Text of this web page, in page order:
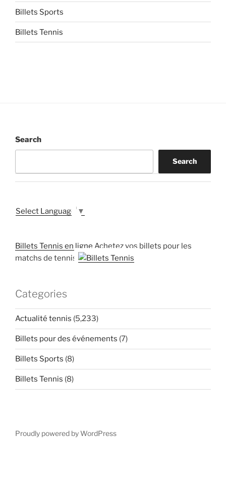
Billets Sports
Billets Tennis
Search
Search
Select Language ▼
Billets Tennis en ligne Achetez vos billets pour les
matchs de tennis
Categories
Actualité tennis (5,233)
Billets pour des événements (7)
Billets Sports (8)
Billets Tennis (8)
Proudly powered by WordPress